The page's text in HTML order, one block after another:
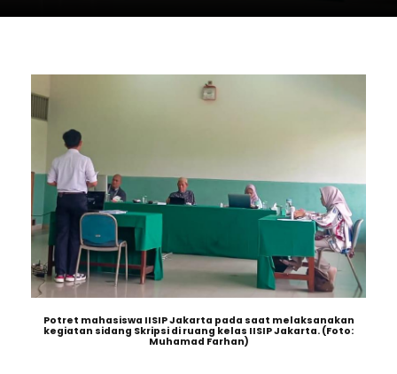
Potret mahasiswa IISIP Jakarta pada saat melaksanakan
kegiatan sidang Skripsi di ruang kelas IISIP Jakarta. (Foto:
Muhamad Farhan)